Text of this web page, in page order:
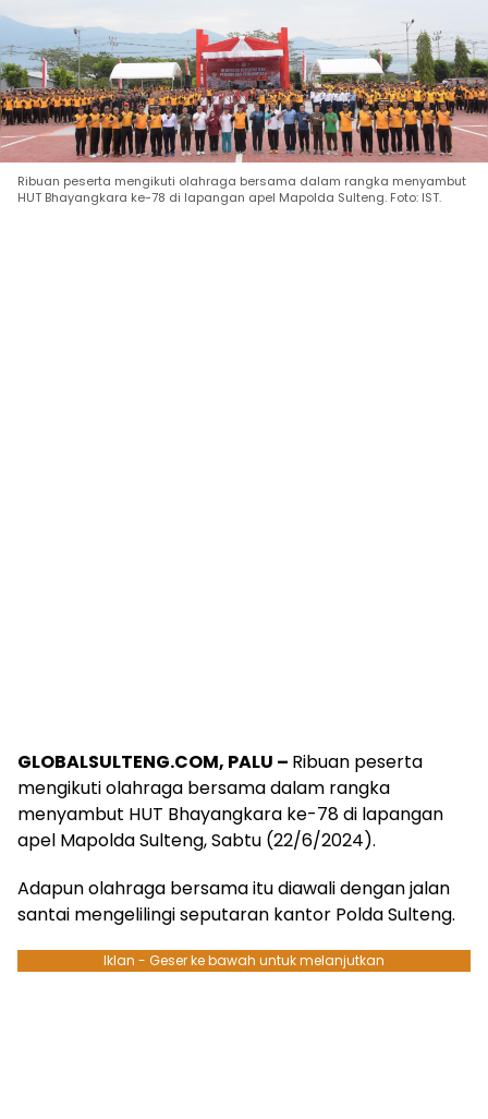
Ribuan peserta mengikuti olahraga bersama dalam rangka menyambut
HUT Bhayangkara ke-78 di lapangan apel Mapolda Sulteng. Foto: IST.
GLOBALSULTENG.COM, PALU – Ribuan peserta
mengikuti olahraga bersama dalam rangka
menyambut HUT Bhayangkara ke-78 di lapangan
apel Mapolda Sulteng, Sabtu (22/6/2024).
Adapun olahraga bersama itu diawali dengan jalan
santai mengelilingi seputaran kantor Polda Sulteng.
Iklan - Geser ke bawah untuk melanjutkan